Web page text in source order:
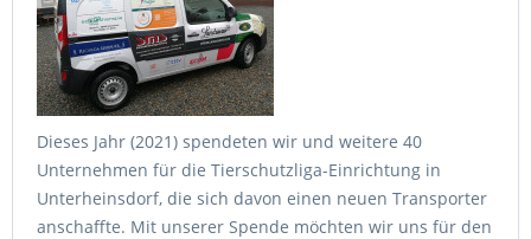
Dieses Jahr (2021) spendeten wir und weitere 40
Unternehmen für die Tierschutzliga-Einrichtung in
Unterheinsdorf, die sich davon einen neuen Transporter
anschaffte. Mit unserer Spende möchten wir uns für den